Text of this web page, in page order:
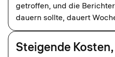
getroffen, und die
dauern sollte, dauert
Steigende